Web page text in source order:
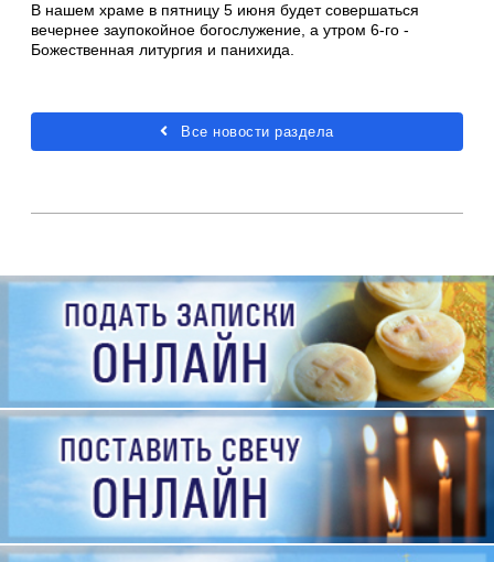
В нашем храме в пятницу 5 июня будет совершаться
вечернее заупокойное богослужение, а утром 6-го -
Божественная литургия и панихида.
Все новости раздела